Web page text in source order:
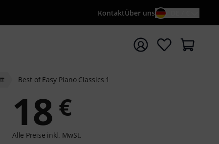
KontaktÜber uns
mit Suchwort {searchTerm} starten
Best of Easy Piano Classics 1
18 €
Alle Preise inkl. MwSt.